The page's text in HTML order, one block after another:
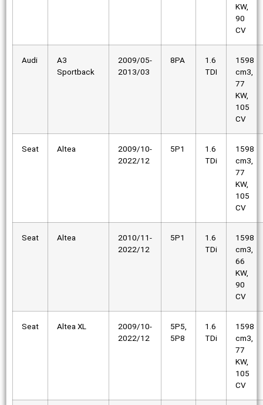
KW,
90
CV
Audi
A3
Sportback
2009/05-
2013/03
8PA
1.6
TDI
1598
cm3,
77
KW,
105
CV
Seat Altea
2009/10-
2022/12
5P1
1.6
TDi
1598
cm3,
77
KW,
105
CV
Seat Altea
2010/11-
2022/12
5P1
1.6
TDi
1598
cm3,
66
KW,
90
CV
Seat Altea XL
2009/10-
2022/12
5P5,
5P8
1.6
TDi
1598
cm3,
77
KW,
105
CV